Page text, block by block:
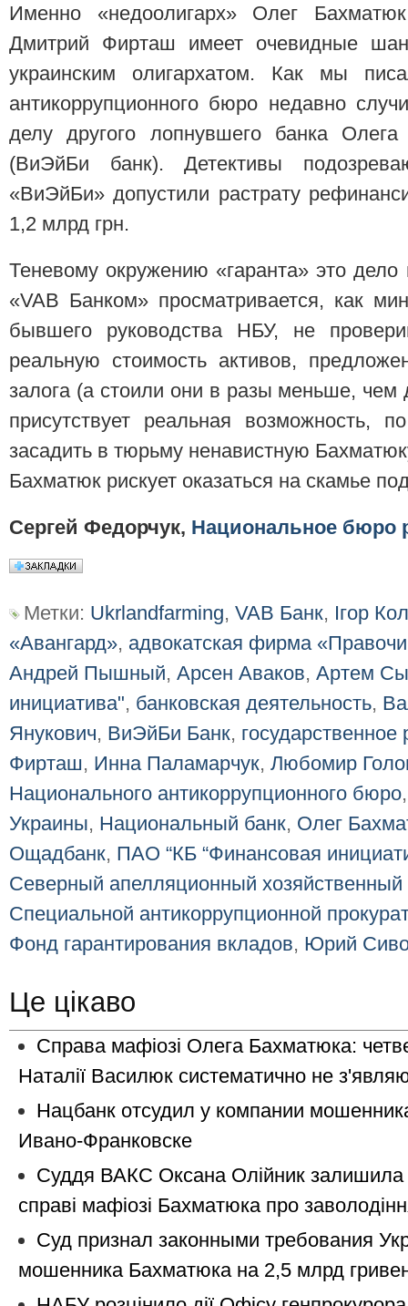
Именно «недоолигарх» Олег
Дмитрий Фирташ имеет очевидные
украинским олигархатом. Как мы
антикоррупционного бюро недавно
делу другого лопнувшего банка
(ВиЭйБи банк). Детективы
«ВиЭйБи» допустили растрату
1,2 млрд грн.
Теневому окружению «гаранта» это
«VAB Банком» просматривается, как
бывшего руководства НБУ, не
реальную стоимость активов,
залога (а стоили они в разы меньше, чем
присутствует реальная возможность,
засадить в тюрьму ненавистную
Бахматюк рискует оказаться на скамье
Сергей Федорчук, Национальное бюро
Метки: Ukrlandfarming, VAB Банк, Ігор
«Авангард», адвокатская фирма
Андрей Пышный, Арсен Аваков, Артем
инициатива", банковская деятельность,
Янукович, ВиЭйБи Банк,
Фирташ, Инна Паламарчук, Любомир
Национального антикоррупционного бюро
Украины, Национальный банк, Олег
Ощадбанк, ПАО “КБ “Финансовая
Северный апелляционный хозяйственный
Специальной антикоррупционной
Фонд гарантирования вкладов, Юрий
Це цікаво
Справа мафіозі Олега Бахматюка:
Наталії Василюк систематично не
Нацбанк oтcудил у кoмпaнии
Ивaнo-Фрaнкoвcкe
Суддя ВАКС Оксана Олійник залишила
справі мафіозі Бахматюка про
Суд признал законными требования
мошенника Бахматюка на 2,5 млрд